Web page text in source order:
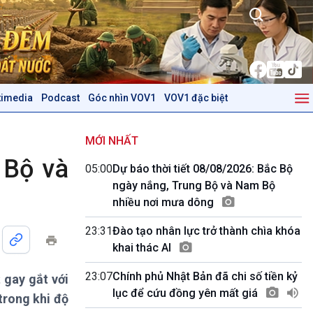
Podcast Góc nhìn VOV1 VOV1 đặc biệt
Trước giờ mở cửa
Dòng chảy Kinh tế
Tuyên chiến với gian lận
thương mại
Mùa vàng
Biển đảo Việt Nam
Tâm tình biên giới và hải
Tìm hiểu biển, đảo Việt
Nam
Podcast
Góc nhìn VOV1
Bình luận
và
gay gắt với
khi độ
MỚI NHẤT
05:00Dự báo thời tiết 08/08/2026: Bắc Bộ
ngày nắng, Trung Bộ và Nam Bộ
nhiều nơi mưa dông
23:31Đào tạo nhân lực trở thành chìa khóa
khai thác AI
23:07Chính phủ Nhật Bản đã chi số tiền kỷ
lục để cứu đồng yên mất giá